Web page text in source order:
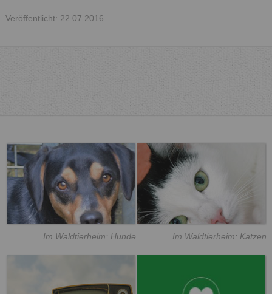
Veröffentlicht: 22.07.2016
Im Waldtierheim: Hunde Im Waldtierheim: Katzen